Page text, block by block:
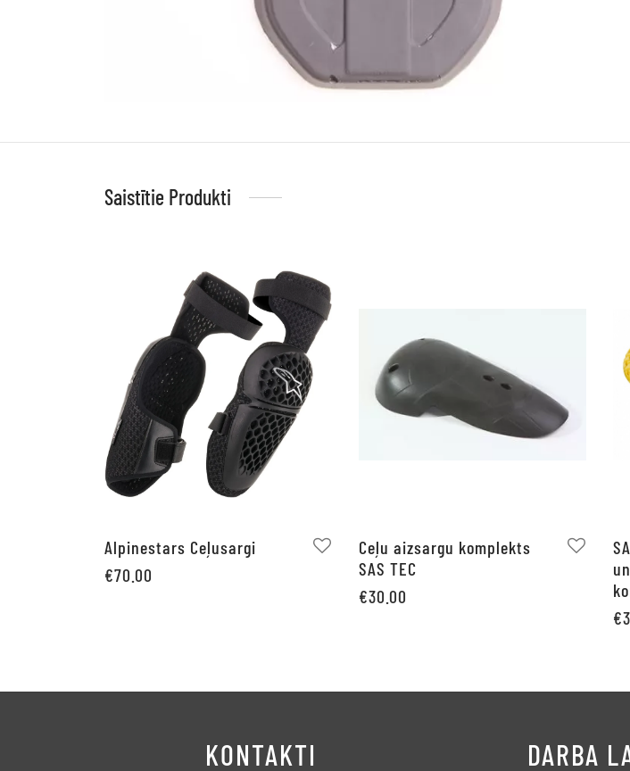
Saistītie Produkti
Alpinestars Ceļusargi
€70.00
Ceļu aizsargu komplekts
SAS TEC
€30.00
€
KONTAKTI DARBA